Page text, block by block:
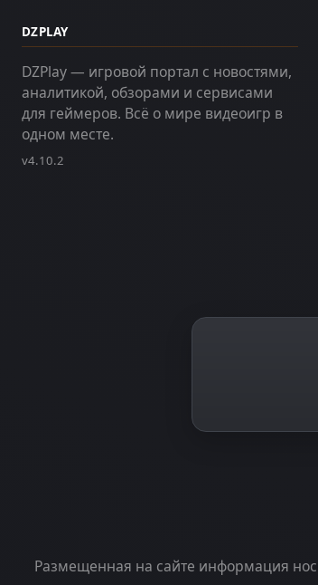
DZPLAY
DZPlay — игровой портал с новостями,
аналитикой, обзорами и сервисами
для геймеров. Всё о мире видеоигр в
одном месте.
v4.10.2
Размещенная на сайте информация